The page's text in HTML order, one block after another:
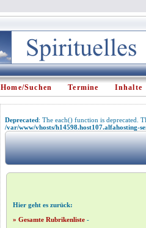
Home/Suchen Termine Inhalte
Deprecated: The each() function is deprecated.
/var/www/vhosts/h14598.host107.alfahosting-
Hier geht es zurück:
» Gesamte Rubrikenliste -